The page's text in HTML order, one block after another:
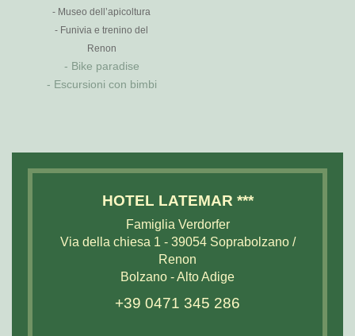
Museo dell’apicoltura
Funivia e trenino del
Renon
Bike paradise
Escursioni con bimbi
HOTEL LATEMAR ***
Famiglia Verdorfer
Via della chiesa 1 - 39054 Soprabolzano /
Renon
Bolzano - Alto Adige
+39 0471 345 286